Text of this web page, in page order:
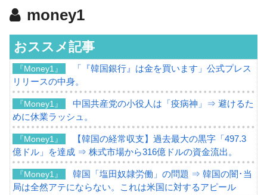
money1
おススメ記事
『Money1』
「『韓国銀行』は金を買います」公式プレス
リリースの中身。
『Money1』
中国共産党の小役人は「疫病神」⇒ 避けるた
めに休業ラッシュ。
『Money1』
【韓国の経常収支】過去最大の黒字「497.3
億ドル」を達成 ⇒ 株式市場から316億ドルの資金流出。
『Money1』
韓国「塩田奴隷労働」の問題 ⇒ 韓国の闇･当
局は全然アテにならない。これは米国に対するアピール